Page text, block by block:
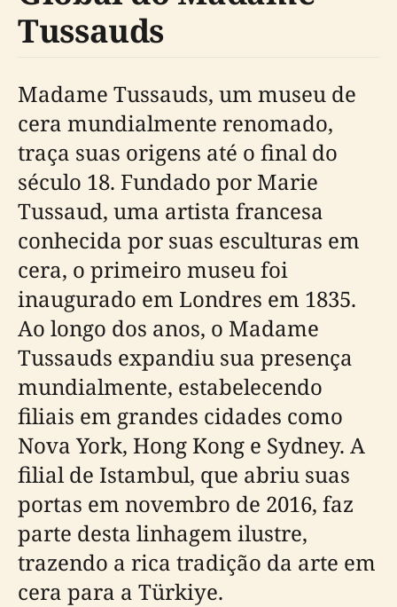
Tussauds
Madame Tussauds, um museu de
cera mundialmente renomado,
traça suas origens até o final do
século 18. Fundado por Marie
Tussaud, uma artista francesa
conhecida por suas esculturas em
cera, o primeiro museu foi
inaugurado em Londres em 1835.
Ao longo dos anos, o Madame
Tussauds expandiu sua presença
mundialmente, estabelecendo
filiais em grandes cidades como
Nova York, Hong Kong e Sydney. A
filial de Istambul, que abriu suas
portas em novembro de 2016, faz
parte desta linhagem ilustre,
trazendo a rica tradição da arte em
cera para a Türkiye.